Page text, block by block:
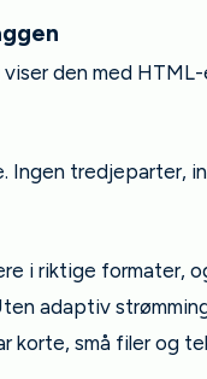
den med
Ingen tredjeparter,
i riktige formater,
adaptiv
korte, små filer og